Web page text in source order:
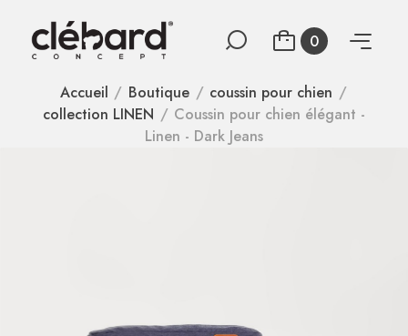
0
Accueil Boutique
coussin pour chien
collection LINEN
Coussin pour chien élégant -
Linen - Dark Jeans